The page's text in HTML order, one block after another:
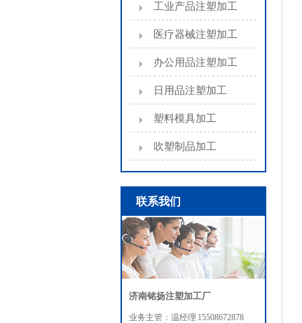
工业产品注塑加工
医疗器械注塑加工
办公用品注塑加工
日用品注塑加工
塑料模具加工
吹塑制品加工
联系我们
济南铭扬注塑加工厂
业务主管：温经理 15508672878